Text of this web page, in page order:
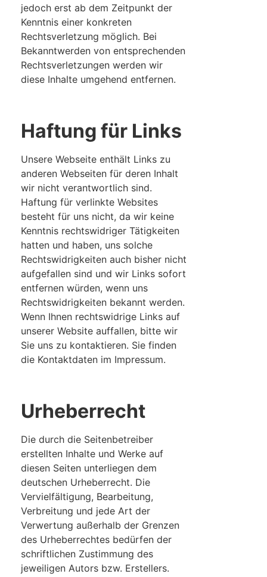
jedoch erst ab dem Zeitpunkt der
Kenntnis einer konkreten
Rechtsverletzung möglich. Bei
Bekanntwerden von entsprechenden
Rechtsverletzungen werden wir
diese Inhalte umgehend entfernen.
Haftung für Links
Unsere Webseite enthält Links zu
anderen Webseiten für deren Inhalt
wir nicht verantwortlich sind.
Haftung für verlinkte Websites
besteht für uns nicht, da wir keine
Kenntnis rechtswidriger Tätigkeiten
hatten und haben, uns solche
Rechtswidrigkeiten auch bisher nicht
aufgefallen sind und wir Links sofort
entfernen würden, wenn uns
Rechtswidrigkeiten bekannt werden.
Wenn Ihnen rechtswidrige Links auf
unserer Website auffallen, bitte wir
Sie uns zu kontaktieren. Sie finden
die Kontaktdaten im Impressum.
Urheberrecht
Die durch die Seitenbetreiber
erstellten Inhalte und Werke auf
diesen Seiten unterliegen dem
deutschen Urheberrecht. Die
Vervielfältigung, Bearbeitung,
Verbreitung und jede Art der
Verwertung außerhalb der Grenzen
des Urheberrechtes bedürfen der
schriftlichen Zustimmung des
jeweiligen Autors bzw. Erstellers.